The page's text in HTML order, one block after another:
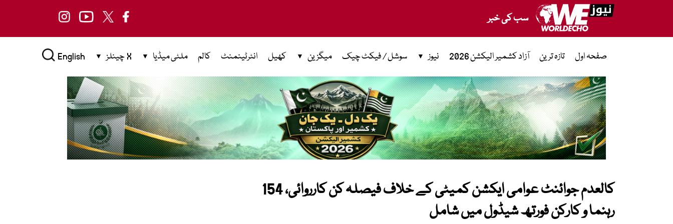
سب کی خبر
صفحہ اول تازہ ترین آزاد کشمیر الیکشن 2026 نیوز سوشل / فیکٹ چیک میگزین کھیل انٹرٹینمنٹ کالم ملٹی میڈیا X چینلز English
کالعدم جوائنٹ عوامی ایکشن کمیٹی کے خلاف فیصلہ کن کارروائی، 154
رہنما و کارکن فورتھ شیڈول میں شامل